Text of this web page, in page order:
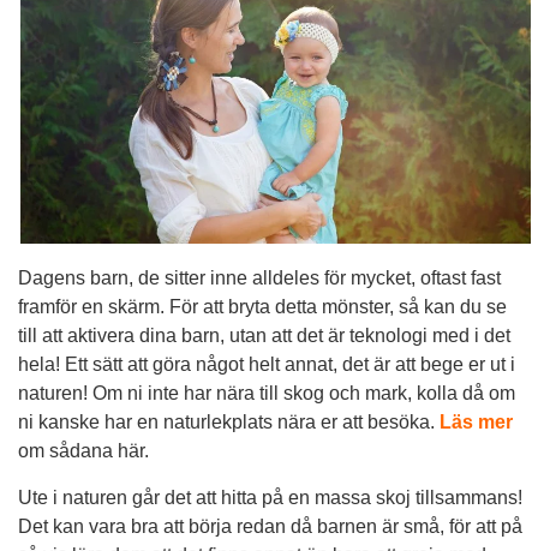
Dagens barn, de sitter inne alldeles för mycket, oftast fast
framför en skärm. För att bryta detta mönster, så kan du se
till att aktivera dina barn, utan att det är teknologi med i det
hela! Ett sätt att göra något helt annat, det är att bege er ut i
naturen! Om ni inte har nära till skog och mark, kolla då om
ni kanske har en naturlekplats nära er att besöka. Läs mer
om sådana här.
Ute i naturen går det att hitta på en massa skoj tillsammans!
Det kan vara bra att börja redan då barnen är små, för att på